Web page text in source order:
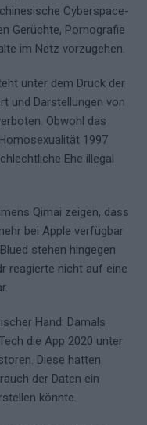
Cyberspace-
Gerüchte, Pornografie
im Netz vorzugehen.
unter dem Druck der
und Darstellungen von
Obwohl das
1997
Ehe illegal
Qimai zeigen, dass
bei Apple verfügbar
stehen hingegen
reagierte nicht auf eine
Hand: Damals
die App 2020 unter
Diese hatten
der Daten ein
könnte.